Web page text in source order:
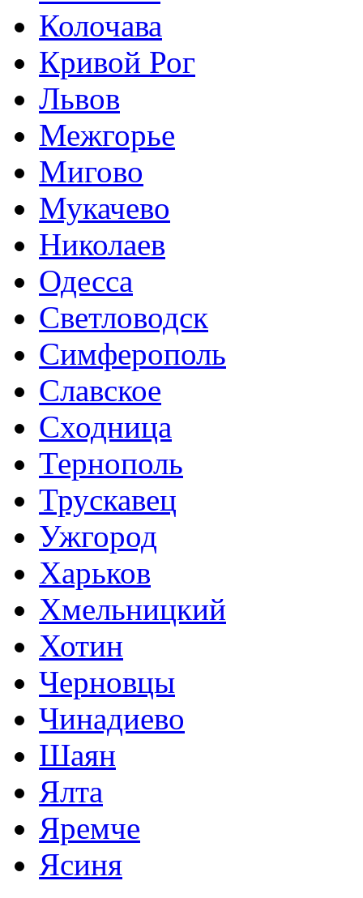
Колочава
Кривой Рог
Львов
Межгорье
Мигово
Мукачево
Николаев
Одесса
Светловодск
Симферополь
Славское
Сходница
Тернополь
Трускавец
Ужгород
Харьков
Хмельницкий
Хотин
Черновцы
Чинадиево
Шаян
Ялта
Яремче
Ясиня